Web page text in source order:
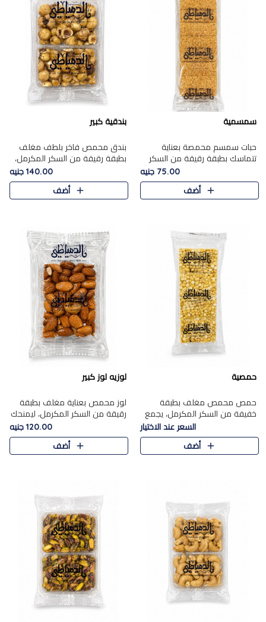
سمسمية
حبات سمسم محمصة بعناية
تتماسك بطبقة رقيقة من السكر
المكرمل، لتقدم طعم السمسم
المميز وقرمشتة التي ارتبطت ببهجة
المولد عبر الأجيال.
75.00 جنيه
أضف
بندقية كبير
بندق محمص فاخر بلطف مغلف
بطبقة رقيقة من السكر المكرمل،
يجمع بين النكهة الغنية ناتي
والقرمشة الراقية المرضية في
حلوى شرقية أنيقه بطابع مميز.
140.00 جنيه
أضف
حمصية
حمص محمص مغلف بطبقة
خفيفة من السكر المكرمل، يجمع
بين القرمشة المميزة والطعم
الشرقي الأصيل في واحدة من أشهر
حلويات الموسم.
السعر عند الاختيار
أضف
لوزيه لوز كبير
لوز محمص بعناية مغلف بطبقة
رقيقة من السكر المكرمل، ليمنحك
قرمشة راقية ونكهة غنية تبرز
فخامة اللوز في كل قطعة.
120.00 جنيه
أضف